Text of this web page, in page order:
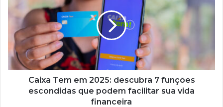
em
2025:
descubra
funções
escondidas
que
facilitar
Caixa Tem em 2025: descubra 7 funções
escondidas que podem facilitar sua vida
financeira